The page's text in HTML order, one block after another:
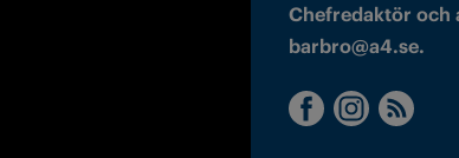
Chefredaktör och
barbro@a4.se.